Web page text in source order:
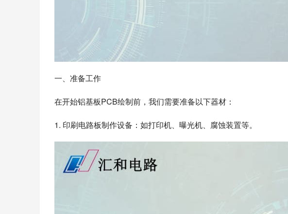
一、准备工作
在开始铝基板PCB绘制前，我们需要准备以下器材：
1. 印刷电路板制作设备：如打印机、曝光机、腐蚀装置等。